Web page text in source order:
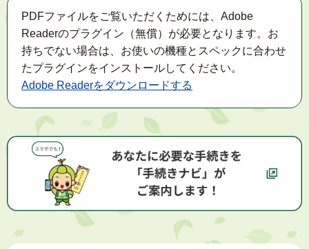
PDFファイルをご覧いただくためには、Adobe
Readerのプラグイン（無償）が必要となります。お
持ちでない場合は、お使いの機種とスペックに合わせ
たプラグインをインストールしてください。
Adobe Readerをダウンロードする